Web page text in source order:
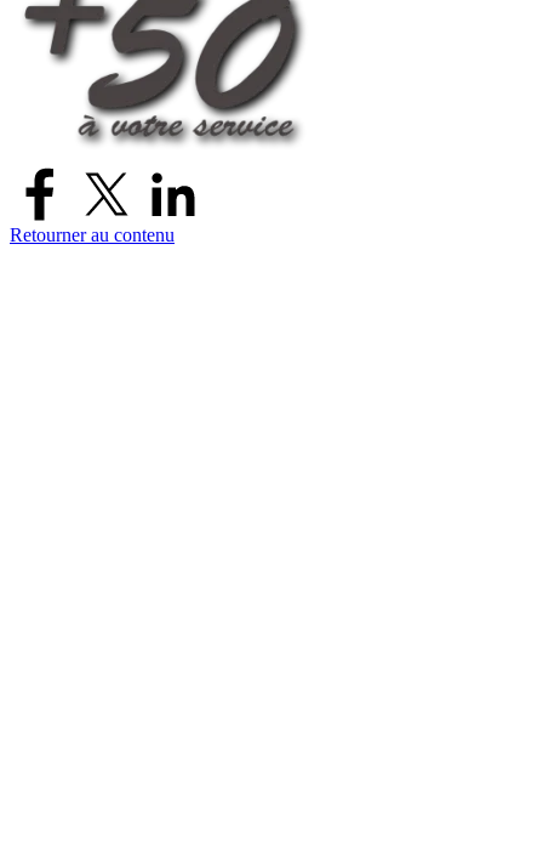
Retourner au contenu